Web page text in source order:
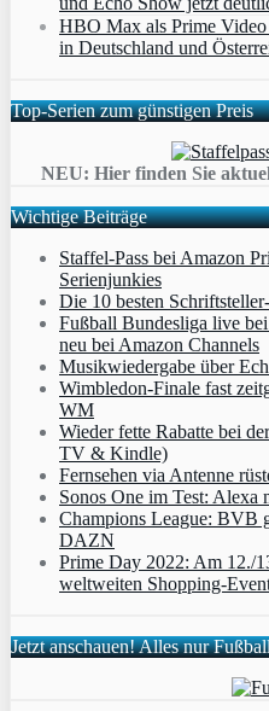
HBO Max als Prime Video
in Deutschland und
Top-Serien zum günstigen Preis
NEU: Hier finden Sie
Wichtige Beiträge
Staffel-Pass bei Amazon
Serienjunkies
Die 10 besten
Fußball Bundesliga live
neu bei Amazon Channels
Musikwiedergabe über
Wimbledon-Finale fast
WM
Wieder fette Rabatte bei
TV & Kindle)
Fernsehen via Antenne
Sonos One im Test: Alexa
Champions League: BVB
DAZN
Prime Day 2022: Am 12./
weltweiten Shopping-
Jetzt anschauen! Alles nur